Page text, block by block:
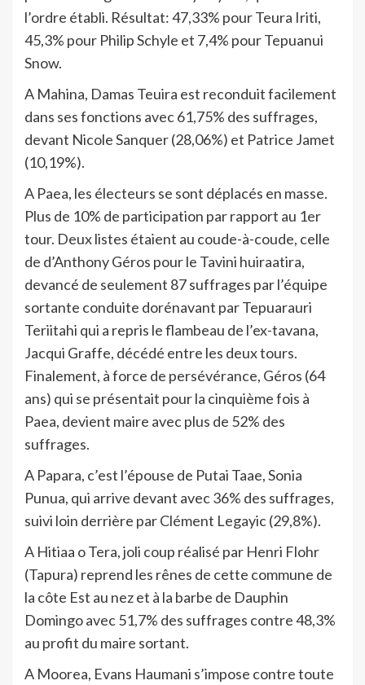
l’ordre établi. Résultat: 47,33% pour Teura Iriti,
45,3% pour Philip Schyle et 7,4% pour Tepuanui
Snow.
A Mahina, Damas Teuira est reconduit facilement
dans ses fonctions avec 61,75% des suffrages,
devant Nicole Sanquer (28,06%) et Patrice Jamet
(10,19%).
A Paea, les électeurs se sont déplacés en masse.
Plus de 10% de participation par rapport au 1er
tour. Deux listes étaient au coude-à-coude, celle
de d’Anthony Géros pour le Tavini huiraatira,
devancé de seulement 87 suffrages par l’équipe
sortante conduite dorénavant par Tepuarauri
Teriitahi qui a repris le flambeau de l’ex-tavana,
Jacqui Graffe, décédé entre les deux tours.
Finalement, à force de persévérance, Géros (64
ans) qui se présentait pour la cinquième fois à
Paea, devient maire avec plus de 52% des
suffrages.
A Papara, c’est l’épouse de Putai Taae, Sonia
Punua, qui arrive devant avec 36% des suffrages,
suivi loin derrière par Clément Legayic (29,8%).
A Hitiaa o Tera, joli coup réalisé par Henri Flohr
(Tapura) reprend les rênes de cette commune de
la côte Est au nez et à la barbe de Dauphin
Domingo avec 51,7% des suffrages contre 48,3%
au profit du maire sortant.
A Moorea, Evans Haumani s’impose contre toute